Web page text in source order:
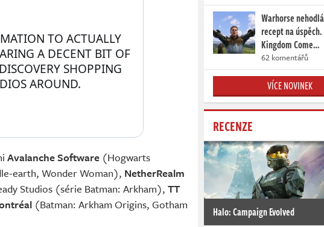
TO ACTUALLY
A DECENT BIT OF
SHOPPING
AROUND.
Avalanche Software (Hogwarts
earth, Wonder Woman), NetherRealm
Studios (série Batman: Arkham), TT
(Batman: Arkham Origins, Gotham
Warhorse
recept na
Kingdom Come…
62 komentářů
VÍCE NOVINEK
RECENZE
Halo: Campaign Evolved